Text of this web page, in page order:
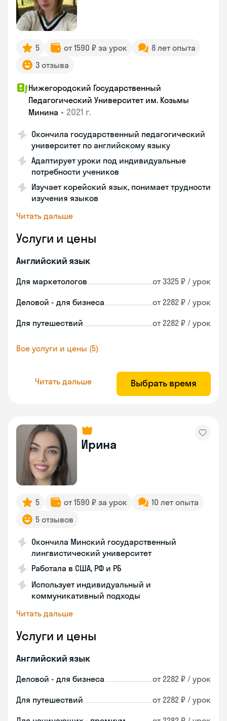
5 от 1590 ₽ за урок
8 лет опыта
3 отзыва
Нижегородский Государственный
Педагогический Университет им. Козьмы
Минина • 2021 г.
Окончила государственный педагогический
университет по английскому языку
Адаптирует уроки под индивидуальные
потребности учеников
Изучает корейский язык, понимает трудности
изучения языков
Читать дальше
Услуги и цены
Английский язык
Для маркетологов от 3325 ₽ / урок
Деловой - для бизнеса от 2282 ₽ / урок
Для путешествий от 2282 ₽ / урок
Все услуги и цены (5)
Читать дальше Выбрать время
Ирина
5 от 1590 ₽ за урок
10 лет опыта
5 отзывов
Окончила Минский государственный
лингвистический университет
Работала в США, РФ и РБ
Использует индивидуальный и
коммуникативный подходы
Читать дальше
Услуги и цены
Английский язык
Деловой - для бизнеса от 2282 ₽ / урок
Для путешествий от 2282 ₽ / урок